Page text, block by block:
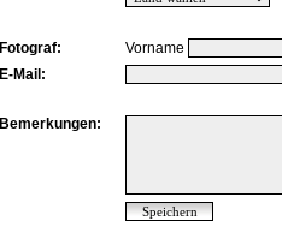
Fotograf:
Vorname
E-Mail:
Bemerkungen: